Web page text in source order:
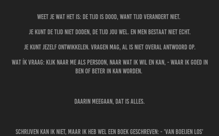
Weet je wat het is: de tijd is dood, want tijd verandert niet.
Je kunt de tijd niet doden, de tijd jou wel. En men bestaat niet echt.
Je kunt jezelf ontwikkelen. Vragen mag, al is niet overal antwoord op.
Wat ík vraag: kijk naar me als persoon, naar wat ik wil en kan, - waar ik goed in
ben of beter in kan worden.
Daarin meegaan, dat is alles.
Schrijven kan ik niet, maar ik heb wel een boek geschreven: - 'Van Boeijen Los'